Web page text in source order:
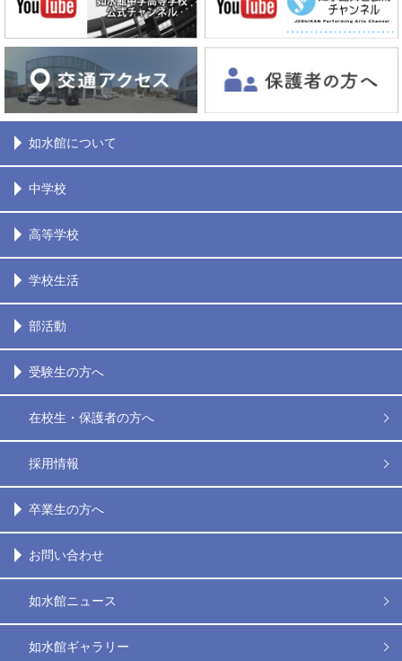
如水館について
中学校
高等学校
学校生活
部活動
受験生の方へ
在校生・保護者の方へ
採用情報
卒業生の方へ
お問い合わせ
如水館ニュース
如水館ギャラリー